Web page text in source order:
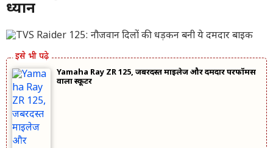
ध्यान
Yamaha Ray ZR 125, जबरदस्त माइलेज और दमदार परफॉर्मेंस
वाला स्कूटर